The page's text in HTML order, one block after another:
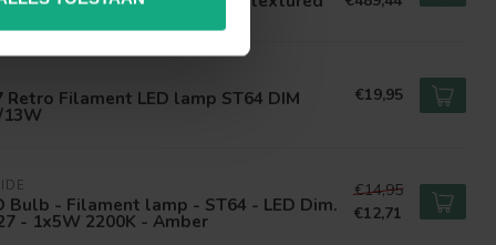
te bieden en om ons
partners voor social
die u aan ze heeft
Retro Filament LED lamp ST64 DIM €19,95
Bulb - Filament lamp - ST64 - LED Dim.
- 1x5W 2200K - Amber
€14,95
€12,71